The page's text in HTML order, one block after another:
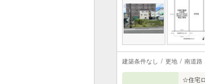
建築条件なし 更地 南道路
☆住宅